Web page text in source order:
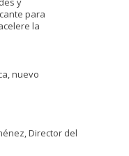
para
la
nuevo
Director del